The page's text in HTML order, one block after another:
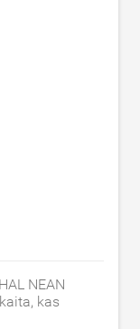
NEAN
kas